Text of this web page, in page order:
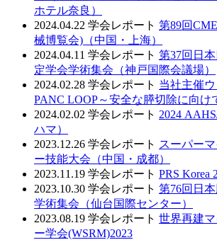
ホテル奈良）
2024.04.22 学会レポート 第89回
械博覧会)（中国・上海）
2024.04.11 学会レポート 第37回日
定学会学術集会（神戸国際会議場）
2024.02.28 学会レポート 当社主催
PANC LOOP～安全な膵切除に向け
2024.02.02 学会レポート 2024
ハマ）
2023.12.26 学会レポート スーパー
ー技能大会（中国・成都）
2023.11.19 学会レポート PRS Korea
2023.10.30 学会レポート 第76回日
学術集会（仙台国際センター）
2023.08.19 学会レポート 世界再建
ー学会(WSRM)2023